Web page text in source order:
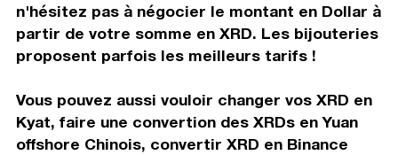
n'hésitez pas à négocier le montant en Dollar à
partir de votre somme en XRD. Les bijouteries
proposent parfois les meilleurs tarifs !
Vous pouvez aussi vouloir changer vos XRD en
Kyat, faire une convertion des XRDs en Yuan
offshore Chinois, convertir XRD en Binance